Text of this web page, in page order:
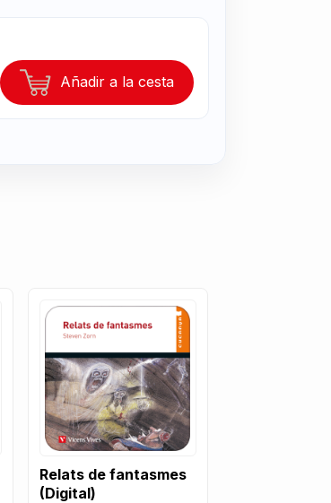
Añadir a la cesta
Relats de fantasmes
(Digital)